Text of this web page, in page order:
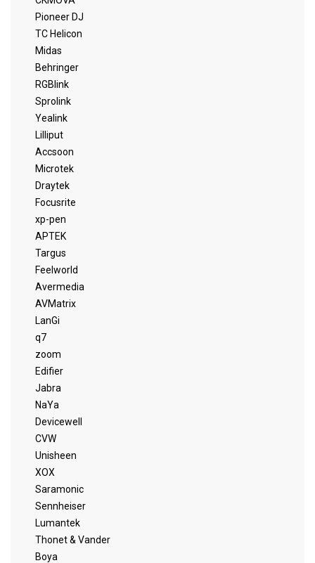
Pioneer DJ
TC Helicon
Midas
Behringer
RGBlink
Sprolink
Yealink
Lilliput
Accsoon
Microtek
Draytek
Focusrite
xp-pen
APTEK
Targus
Feelworld
Avermedia
AVMatrix
LanGi
q7
zoom
Edifier
Jabra
NaYa
Devicewell
CVW
Unisheen
XOX
Saramonic
Sennheiser
Lumantek
Thonet & Vander
Boya